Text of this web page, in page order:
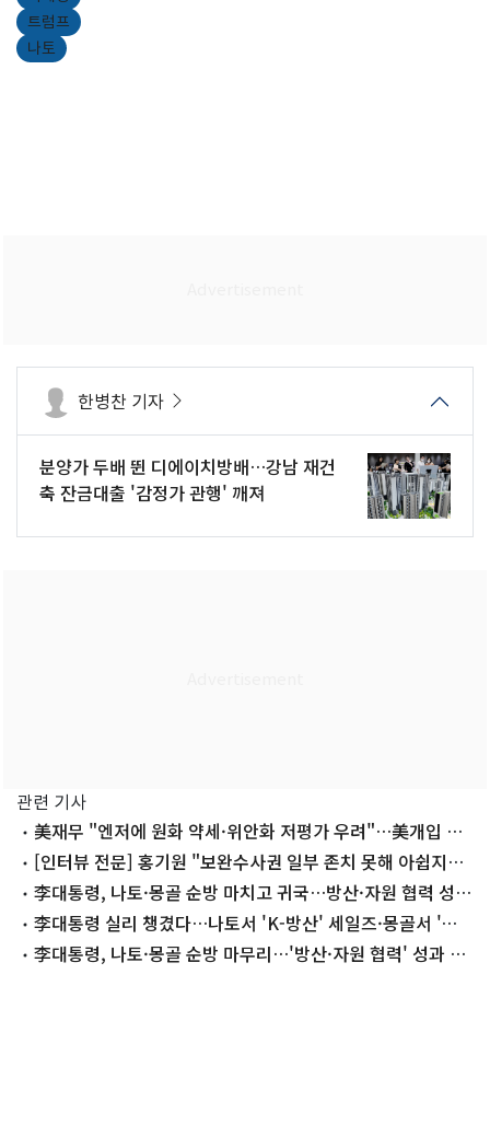
트럼프
나토
한병찬 기자
분양가 두배 뛴 디에이치방배…강남 재건
축 잔금대출 '감정가 관행' 깨져
관련 기사
美재무 "엔저에 원화 약세·위안화 저평가 우려"…美개입 설
명(종합)
[인터뷰 전문] 홍기원 "보완수사권 일부 존치 못해 아쉽지
만…검찰의 업보"
李대통령, 나토·몽골 순방 마치고 귀국…방산·자원 협력 성
과 李대통령 실리 챙겼다…나토서 'K-방산' 세일즈·몽골서 '핵
심광물 무관세'
李대통령, 나토·몽골 순방 마무리…'방산·자원 협력' 성과 안